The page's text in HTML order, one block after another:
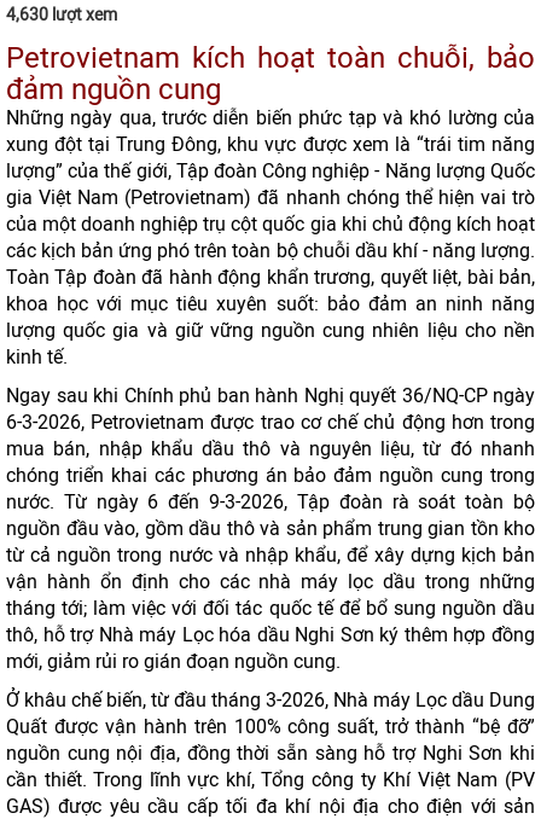
4,630 lượt xem
Petrovietnam kích hoạt toàn chuỗi, bảo
đảm nguồn cung
Những ngày qua, trước diễn biến phức tạp và khó lường của
xung đột tại Trung Đông, khu vực được xem là “trái tim năng
lượng” của thế giới, Tập đoàn Công nghiệp - Năng lượng Quốc
gia Việt Nam (Petrovietnam) đã nhanh chóng thể hiện vai trò
của một doanh nghiệp trụ cột quốc gia khi chủ động kích hoạt
các kịch bản ứng phó trên toàn bộ chuỗi dầu khí - năng lượng.
Toàn Tập đoàn đã hành động khẩn trương, quyết liệt, bài bản,
khoa học với mục tiêu xuyên suốt: bảo đảm an ninh năng
lượng quốc gia và giữ vững nguồn cung nhiên liệu cho nền
kinh tế.
Ngay sau khi Chính phủ ban hành Nghị quyết 36/NQ-CP ngày
6-3-2026, Petrovietnam được trao cơ chế chủ động hơn trong
mua bán, nhập khẩu dầu thô và nguyên liệu, từ đó nhanh
chóng triển khai các phương án bảo đảm nguồn cung trong
nước. Từ ngày 6 đến 9-3-2026, Tập đoàn rà soát toàn bộ
nguồn đầu vào, gồm dầu thô và sản phẩm trung gian tồn kho
từ cả nguồn trong nước và nhập khẩu, để xây dựng kịch bản
vận hành ổn định cho các nhà máy lọc dầu trong những
tháng tới; làm việc với đối tác quốc tế để bổ sung nguồn dầu
thô, hỗ trợ Nhà máy Lọc hóa dầu Nghi Sơn ký thêm hợp đồng
mới, giảm rủi ro gián đoạn nguồn cung.
Ở khâu chế biến, từ đầu tháng 3-2026, Nhà máy Lọc dầu Dung
Quất được vận hành trên 100% công suất, trở thành “bệ đỡ”
nguồn cung nội địa, đồng thời sẵn sàng hỗ trợ Nghi Sơn khi
cần thiết. Trong lĩnh vực khí, Tổng công ty Khí Việt Nam (PV
GAS) được yêu cầu cấp tối đa khí nội địa cho điện với sản